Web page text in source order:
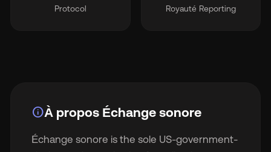
Protocol Royauté Reporting
infoÀ propos Échange sonore
Échange sonore is the sole US-government-